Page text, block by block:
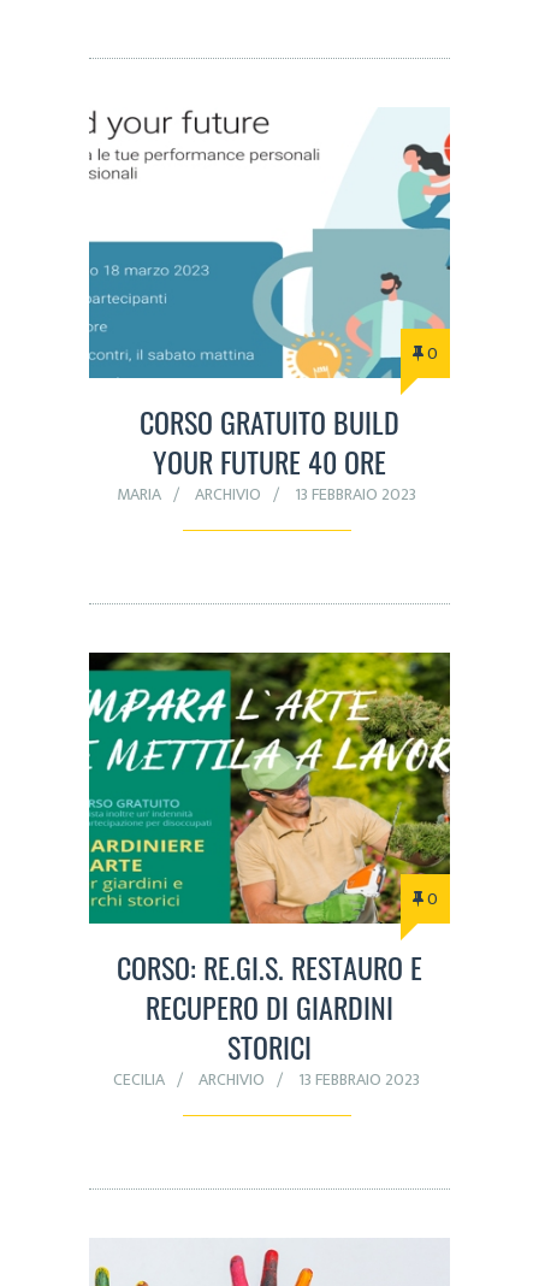
0
CORSO GRATUITO BUILD
YOUR FUTURE 40 ORE
MARIA ARCHIVIO 13 FEBBRAIO 2023
0
CORSO: RE.GI.S. RESTAURO E
RECUPERO DI GIARDINI
STORICI
CECILIA ARCHIVIO 13 FEBBRAIO 2023